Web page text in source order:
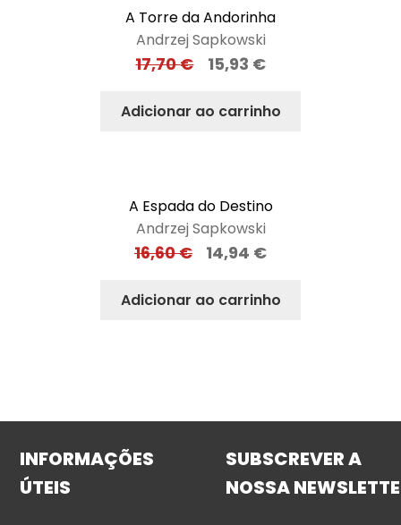
A Torre da Andorinha
Andrzej Sapkowski
17,70€ 15,93 €
Adicionar ao carrinho
A Espada do Destino
Andrzej Sapkowski
16,60€ 14,94 €
Adicionar ao carrinho
INFORMAÇÕES
ÚTEIS
SUBSCREVER A
NOSSA